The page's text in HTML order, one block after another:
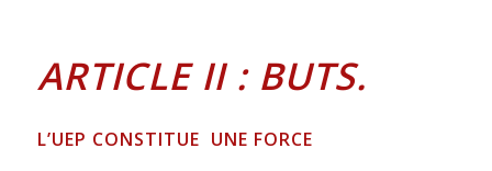
ARTICLE II : BUTS.
L’UEP CONSTITUE UNE FORCE